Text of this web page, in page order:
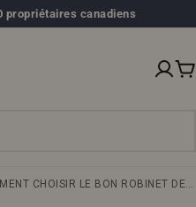
propriétaires canadiens